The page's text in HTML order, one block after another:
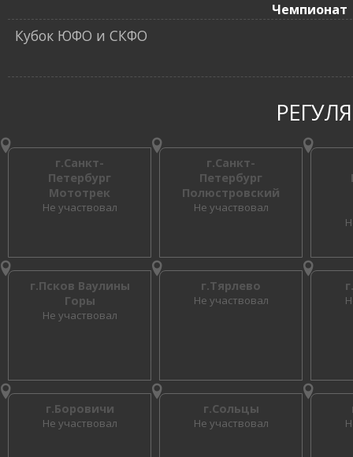
Чемпионат
Кубок ЮФО и СКФО
г.Санкт-
Петербург
Мототрек
Не участвовал
г.Санкт-
Петербург
Полюстровский
Не участвовал
г.Псков Ваулины
Горы
Не участвовал
г.Тярлево
Не участвовал
г.Боровичи
Не участвовал
г.Сольцы
Не участвовал